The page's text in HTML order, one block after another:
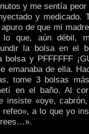
y me sentía
y medicado.
de que mi
lo que, aún débil,
la bolsa en el
bolsa y PFFFFFF
emanaba de ella.
tome 3 bolsas
en el baño. Al
insiste «oye,
refeo», a lo que yo